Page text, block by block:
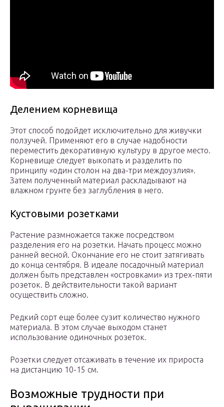
Делением корневища
Этот способ подойдет исключительно для живучки
ползучей. Применяют его в случае надобности
переместить декоративную культуру в другое место.
Корневище следует выкопать и разделить по
принципу «один столон на два-три междоузлия».
Затем полученный материал раскладывают на
влажном грунте без заглубления в него.
Кустовыми розетками
Растение размножается также посредством
разделения его на розетки. Начать процесс можно
ранней весной. Окончание его не стоит затягивать
до конца сентября. В идеале посадочный материал
должен быть представлен «островками» из трех-пяти
розеток. В действительности такой вариант
осуществить сложно.
Редкий сорт еще более сузит количество нужного
материала. В этом случае выходом станет
использование одиночных розеток.
Розетки следует отсаживать в течение их прироста
на дистанцию 10-15 см.
Возможные трудности при